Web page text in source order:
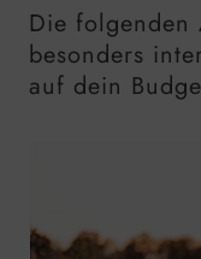
Die folgenden
besonders
auf dein